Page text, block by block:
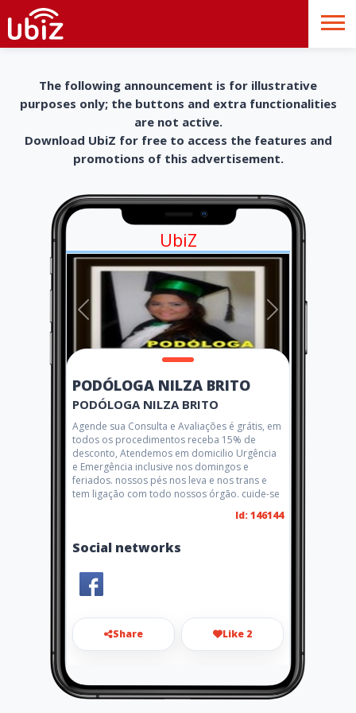
The following announcement is for illustrative
purposes only; the buttons and extra functionalities
are not active.
Download UbiZ for free to access the features and
promotions of this advertisement.
UbiZ
PODÓLOGA NILZA BRITO
PODÓLOGA NILZA BRITO
Agende sua Consulta e Avaliações é grátis, em
todos os procedimentos receba 15% de
desconto, Atendemos em domicilio Urgência
e Emergência inclusive nos domingos e
feriados. nossos pés nos leva e nos trans e
tem ligação com todo nossos órgão. cuide-se
Id: 146144
Social networks
Share Like 2
m